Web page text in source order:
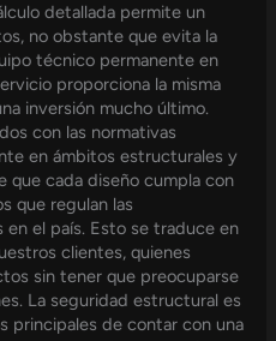
detallada permite un
no obstante que evita la
técnico permanente en
proporciona la misma
inversión mucho último.
con las normativas
en ámbitos estructurales y
que cada diseño cumpla con
que regulan las
el país. Esto se traduce en
clientes, quienes
sin tener que preocuparse
La seguridad estructural es
principales de contar con una